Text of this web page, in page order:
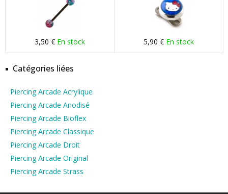
3,50 € En stock 5,90 € En stock
Catégories liées
Piercing Arcade Acrylique
Piercing Arcade Anodisé
Piercing Arcade Bioflex
Piercing Arcade Classique
Piercing Arcade Droit
Piercing Arcade Original
Piercing Arcade Strass